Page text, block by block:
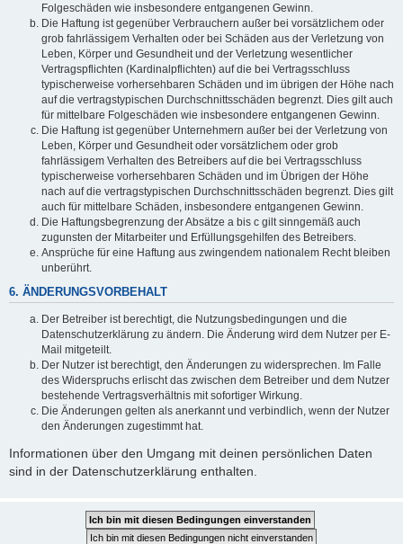
Folgeschäden wie insbesondere entgangenen Gewinn.
Die Haftung ist gegenüber Verbrauchern außer bei vorsätzlichem oder
grob fahrlässigem Verhalten oder bei Schäden aus der Verletzung von
Leben, Körper und Gesundheit und der Verletzung wesentlicher
Vertragspflichten (Kardinalpflichten) auf die bei Vertragsschluss
typischerweise vorhersehbaren Schäden und im übrigen der Höhe nach
auf die vertragstypischen Durchschnittsschäden begrenzt. Dies gilt auch
für mittelbare Folgeschäden wie insbesondere entgangenen Gewinn.
Die Haftung ist gegenüber Unternehmern außer bei der Verletzung von
Leben, Körper und Gesundheit oder vorsätzlichem oder grob
fahrlässigem Verhalten des Betreibers auf die bei Vertragsschluss
typischerweise vorhersehbaren Schäden und im Übrigen der Höhe
nach auf die vertragstypischen Durchschnittsschäden begrenzt. Dies gilt
auch für mittelbare Schäden, insbesondere entgangenen Gewinn.
Die Haftungsbegrenzung der Absätze a bis c gilt sinngemäß auch
zugunsten der Mitarbeiter und Erfüllungsgehilfen des Betreibers.
Ansprüche für eine Haftung aus zwingendem nationalem Recht bleiben
unberührt.
6. ÄNDERUNGSVORBEHALT
Der Betreiber ist berechtigt, die Nutzungsbedingungen und die
Datenschutzerklärung zu ändern. Die Änderung wird dem Nutzer per E-
Mail mitgeteilt.
Der Nutzer ist berechtigt, den Änderungen zu widersprechen. Im Falle
des Widerspruchs erlischt das zwischen dem Betreiber und dem Nutzer
bestehende Vertragsverhältnis mit sofortiger Wirkung.
Die Änderungen gelten als anerkannt und verbindlich, wenn der Nutzer
den Änderungen zugestimmt hat.
Informationen über den Umgang mit deinen persönlichen Daten
sind in der Datenschutzerklärung enthalten.